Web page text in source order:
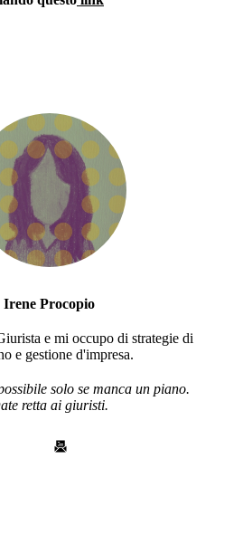
Irene Procopio
e mi occupo di strategie di
e gestione d'impresa.
solo se manca un piano.
retta ai giuristi.